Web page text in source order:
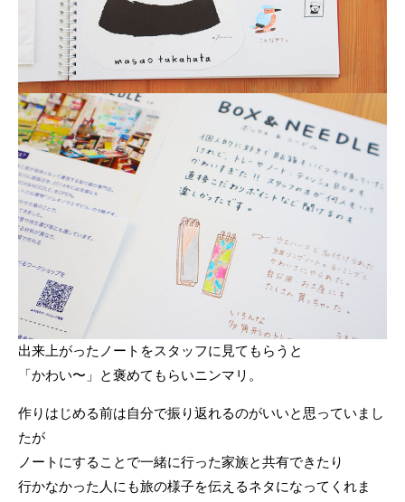
出来上がったノートをスタッフに見てもらうと
「かわい〜」と褒めてもらいニンマリ。
作りはじめる前は自分で振り返れるのがいいと思っていまし
たが
ノートにすることで一緒に行った家族と共有できたり
行かなかった人にも旅の様子を伝えるネタになってくれま